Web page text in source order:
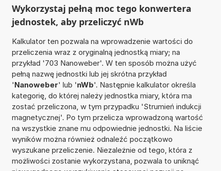
Wykorzystaj pełną moc tego konwertera
jednostek, aby przeliczyć nWb
Kalkulator ten pozwala na wprowadzenie wartości do
przeliczenia wraz z oryginalną jednostką miary; na
przykład '703 Nanoweber'. W ten sposób można użyć
pełną nazwę jednostki lub jej skrótna przykład
'Nanoweber' lub 'nWb'. Następnie kalkulator określa
kategorię, do której należy jednostka miary, która ma
zostać przeliczona, w tym przypadku 'Strumień indukcji
magnetycznej'. Po tym przelicza wprowadzoną wartość
na wszystkie znane mu odpowiednie jednostki. Na liście
wyników można również odnaleźć początkowo
wyszukane przeliczenie. Niezależnie od tego, która z
możliwości zostanie wykorzystana, pozwala to uniknąć